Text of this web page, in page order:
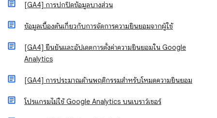
[GA4] การปกปิดข้อมูลบางส่วน
ข้อมูลเบื้องต้นเกี่ยวกับการจัดการความยินยอมจากผู้ใช้
[GA4] ยืนยันและอัปเดตการตั้งค่าความยินยอมใน Google
Analytics
[GA4] การประมาณด้านพฤติกรรมสำหรับโหมดความยินยอม
โปรแกรมไม่ใช้ Google Analytics บนเบราว์เซอร์